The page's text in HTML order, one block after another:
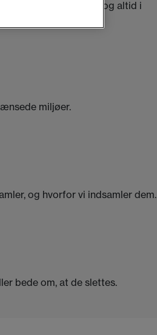
af dit forhold til os – og altid i
miljøer.
og hvorfor vi indsamler dem.
bede om, at de slettes.